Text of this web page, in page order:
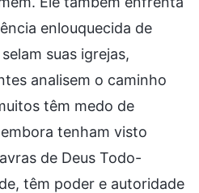
enlouquecida de
suas igrejas,
analisem o caminho
têm medo de
tenham visto
de Deus Todo-
têm poder e autoridade